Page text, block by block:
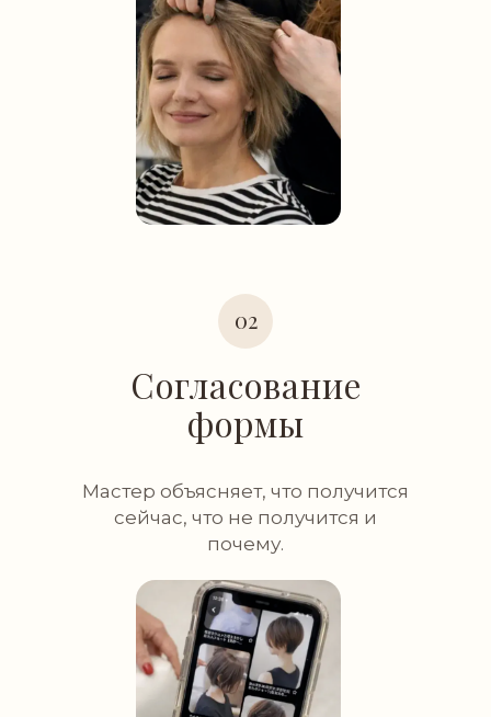
02
Согласование
формы
Мастер объясняет, что получится
сейчас, что не получится и
почему.